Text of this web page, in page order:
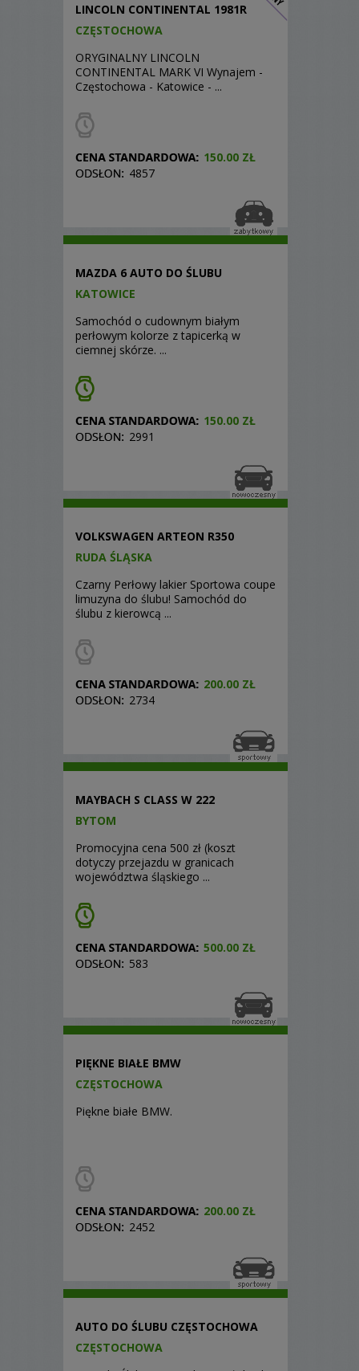
LINCOLN CONTINENTAL 1981R
CZĘSTOCHOWA
ORYGINALNY LINCOLN
CONTINENTAL MARK VI Wynajem -
Częstochowa - Katowice - ...
150.00 ZŁ
4857
MAZDA 6 AUTO DO ŚLUBU
KATOWICE
Samochód o cudownym białym
perłowym kolorze z tapicerką w
ciemnej skórze. ...
150.00 ZŁ
2991
VOLKSWAGEN ARTEON R350
RUDA ŚLĄSKA
Czarny Perłowy lakier Sportowa coupe
limuzyna do ślubu! Samochód do
ślubu z kierowcą ...
200.00 ZŁ
2734
MAYBACH S CLASS W 222
BYTOM
Promocyjna cena 500 zł (koszt
dotyczy przejazdu w granicach
województwa śląskiego ...
500.00 ZŁ
583
PIĘKNE BIAŁE BMW
CZĘSTOCHOWA
Piękne białe BMW.
200.00 ZŁ
2452
AUTO DO ŚLUBU CZĘSTOCHOWA
CZĘSTOCHOWA